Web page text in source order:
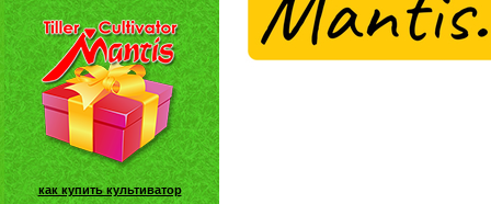
как купить культиватор